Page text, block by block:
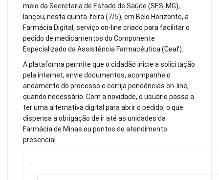
meio daSecretaria de Estado de Saúde (SES-MG),
lançou, nesta quinta-feira (7/5), em Belo Horizonte, a
Farmácia Digital, serviço on-line criado para facilitar o
pedido de medicamentos do Componente
Especializado da Assistência Farmacêutica (Ceaf).
A plataforma permite que o cidadão inicie a solicitação
pela internet, envie documentos, acompanhe o
andamento do processo e corrija pendências on-line,
quando necessário. Com a novidade, o usuário passa a
ter uma alternativa digital para abrir o pedido, o que
dispensa a obrigação de ir até as unidades da
Farmácia de Minas ou pontos de atendimento
presencial.